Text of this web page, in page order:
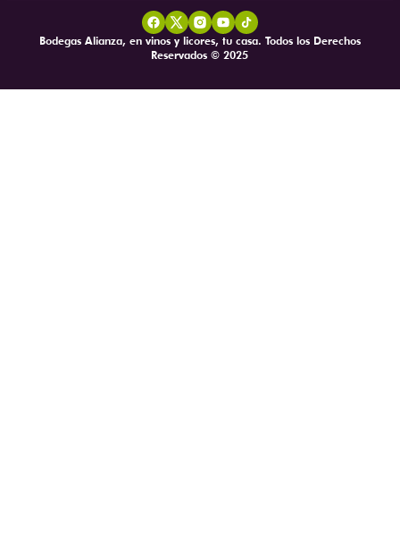
Bodegas Alianza, en vinos y licores, tu casa. Todos los Derechos
Reservados © 2025